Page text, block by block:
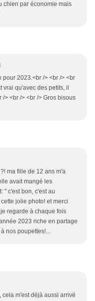
chien par économie mais
pour 2023.<br /> <br /> <br
vrai qu'avec des petits, il
> <br /> <br /> Gros bisous
ma fille de 12 ans m'a
avait mangé les
" c'est bon, c'est au
jolie photo! et merci
regarde à chaque fois
2023 riche en partage
nos poupettes!...
cela m'est déjà aussi arrivé